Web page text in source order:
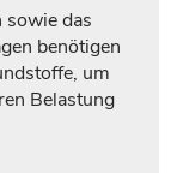
das
benötigen
um
Belastung